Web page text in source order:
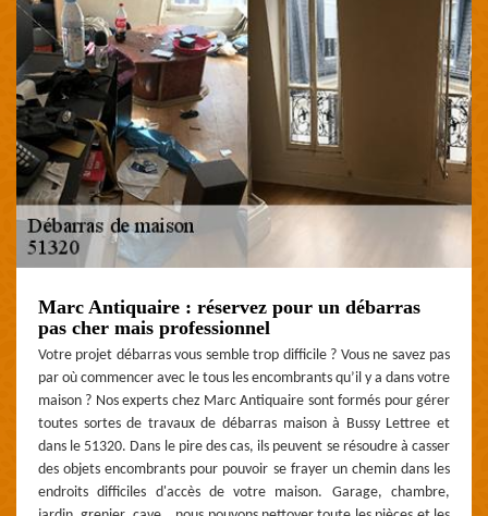
Marc Antiquaire : réservez pour un débarras
pas cher mais professionnel
Votre projet débarras vous semble trop difficile ? Vous ne savez pas
par où commencer avec le tous les encombrants qu’il y a dans votre
maison ? Nos experts chez Marc Antiquaire sont formés pour gérer
toutes sortes de travaux de débarras maison à Bussy Lettree et
dans le 51320. Dans le pire des cas, ils peuvent se résoudre à casser
des objets encombrants pour pouvoir se frayer un chemin dans les
endroits difficiles d'accès de votre maison. Garage, chambre,